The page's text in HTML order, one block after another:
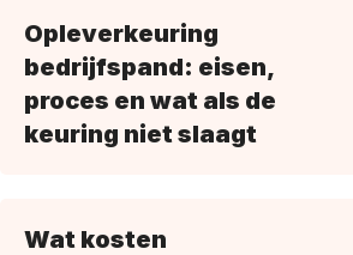
Opleverkeuring
bedrijfspand: eisen,
proces en wat als de
keuring niet slaagt
Wat kosten